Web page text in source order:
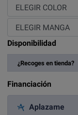
Disponibilidad
¿Recoges en tienda?
Financiación
Aplazame